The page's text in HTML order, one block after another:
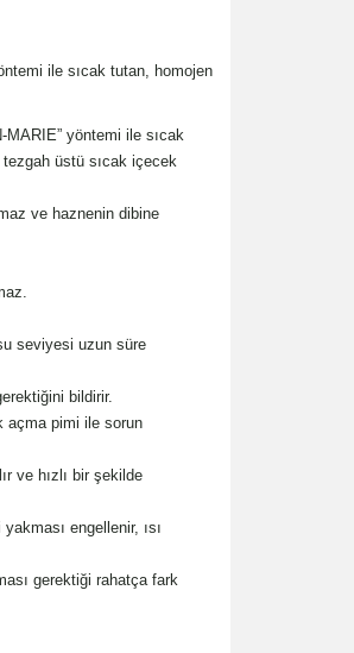
ile sıcak tutan, homojen
yöntemi ile sıcak
tezgah üstü sıcak içecek
ve haznenin dibine
seviyesi uzun süre
bildirir.
açma pimi ile sorun
ve hızlı bir şekilde
engellenir, ısı
gerektiği rahatça fark